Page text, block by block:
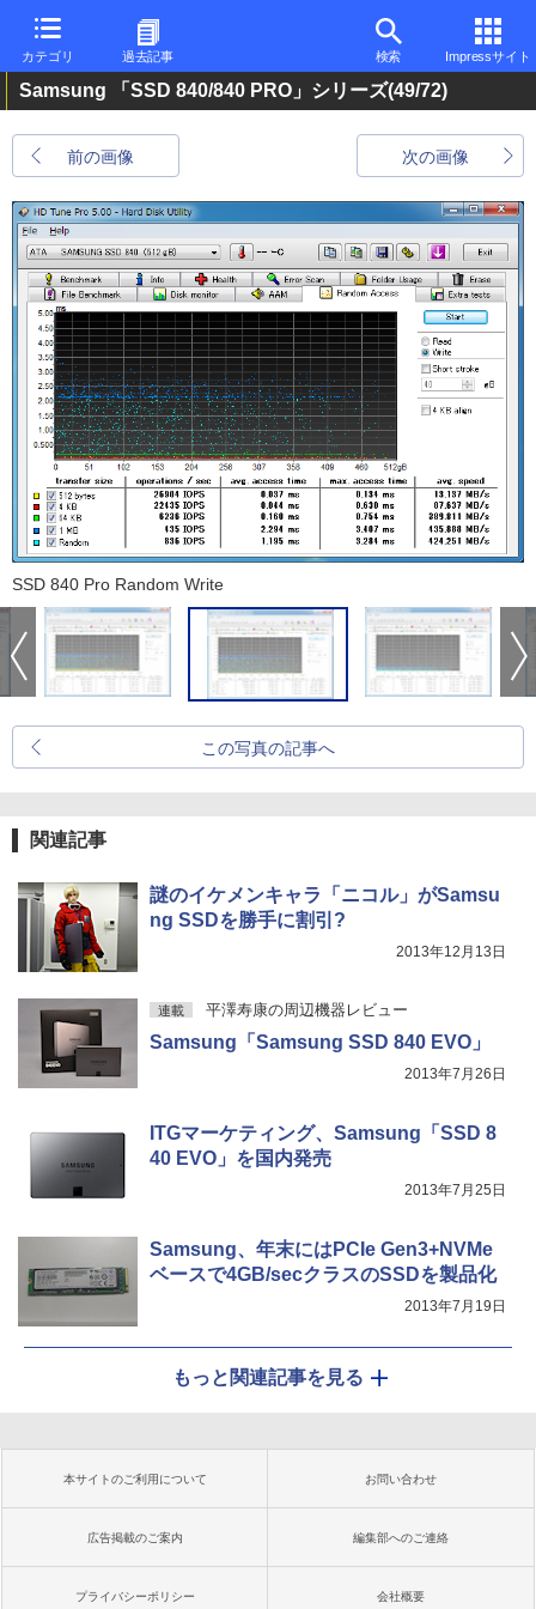
カテゴリ 過去記事 検索 Impressサイト
Samsung 「SSD 840/840 PRO」シリーズ(49/72)
前の画像 次の画像
SSD 840 Pro Random Write
この写真の記事へ
関連記事
謎のイケメンキャラ「ニコル」がSamsu
ng SSDを勝手に割引?
2013年12月13日
連載 平澤寿康の周辺機器レビュー
Samsung「Samsung SSD 840 EVO」
2013年7月26日
ITGマーケティング、Samsung「SSD 8
40 EVO」を国内発売
2013年7月25日
Samsung、年末にはPCIe Gen3+NVMe
ベースで4GB/secクラスのSSDを製品化
2013年7月19日
もっと関連記事を見る
本サイトのご利用について お問い合わせ
広告掲載のご案内 編集部へのご連絡
プライバシーポリシー 会社概要